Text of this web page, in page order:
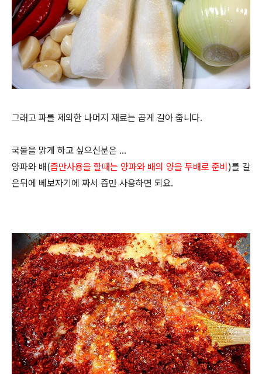
그래고 파를 제외한 나머지 재료는 곱게 갈아 줍니다.
국물을 맑게 하고 싶으신분은 ...
양파와 배(즙만사용을 할때는 양파와 배의 양을 두배로 준비 )를 갈
은뒤에 베보자기에 짜서 즙만 사용하면 되요.